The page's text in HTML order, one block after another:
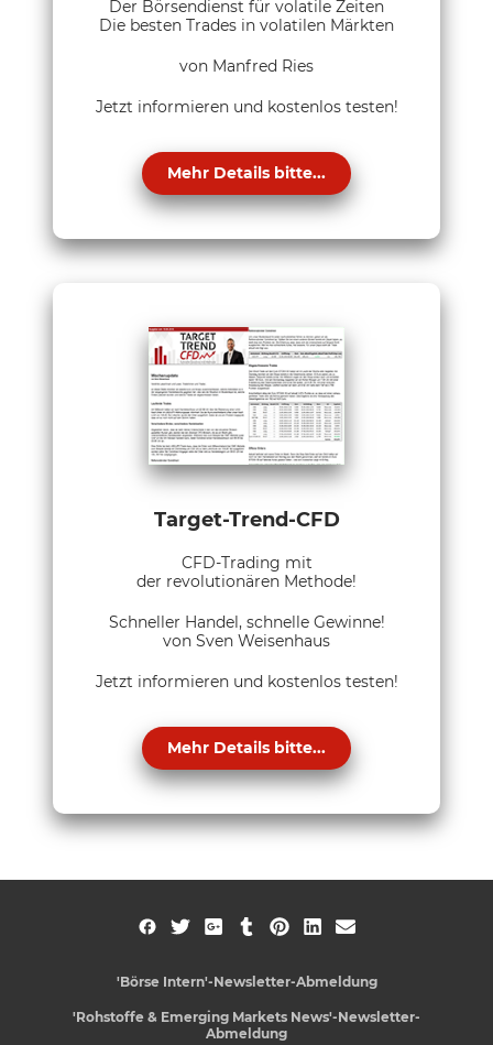
Der Börsendienst für volatile Zeiten
Die besten Trades in volatilen Märkten
von Manfred Ries
Jetzt informieren und kostenlos testen!
Mehr Details bitte...
Target-Trend-CFD
CFD-Trading mit
der revolutionären Methode!
Schneller Handel, schnelle Gewinne!
von Sven Weisenhaus
Jetzt informieren und kostenlos testen!
Mehr Details bitte...
'Börse Intern'-Newsletter-Abmeldung
'Rohstoffe & Emerging Markets News'-Newsletter-
Abmeldung